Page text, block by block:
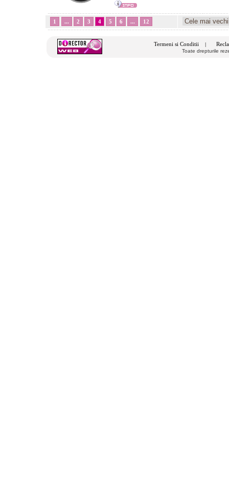
1 ... 2 3 4 5 6 ... 12
Termeni si Conditii
Toate drepturile